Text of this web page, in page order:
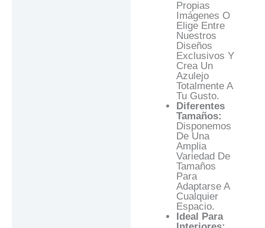
Propias
Imágenes O
Elige Entre
Nuestros
Diseños
Exclusivos Y
Crea Un
Azulejo
Totalmente A
Tu Gusto.
Diferentes
Tamaños:
Disponemos
De Una
Amplia
Variedad De
Tamaños
Para
Adaptarse A
Cualquier
Espacio.
Ideal Para